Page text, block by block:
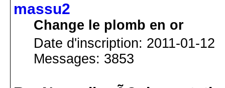
massu2
Change le plomb en or
Date d'inscription: 2011-01-12
Messages: 3853